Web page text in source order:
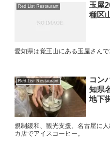
Red List Restaurant
玉屋
種区
愛知県は覚王山にある玉屋さんで
Red List Restaurant
コン
知県
地下
規制緩和、観光支援。名古屋に
カ店でアイスコーヒー。